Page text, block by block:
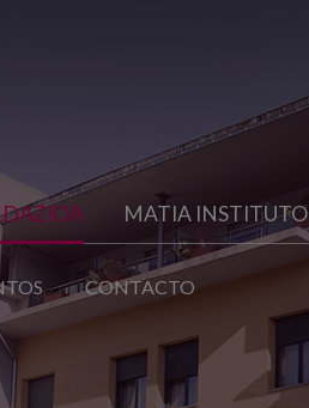
MATIA INSTITUTO
CONTACTO